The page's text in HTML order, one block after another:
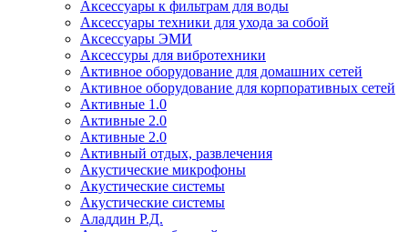
Аксессуары к фильтрам для воды
Аксессуары техники для ухода за собой
Аксессуары ЭМИ
Аксессуры для вибротехники
Активное оборудование для домашних сетей
Активное оборудование для корпоративных сетей
Активные 1.0
Активные 2.0
Активные 2.0
Активный отдых, развлечения
Акустические микрофоны
Акустические системы
Акустические системы
Аладдин Р.Д.